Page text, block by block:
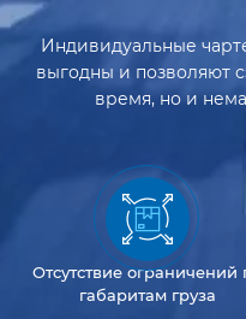
Индивидуальные
выгодны и позволяют
время, но и
Отсутствиеограничений
габаритам груза